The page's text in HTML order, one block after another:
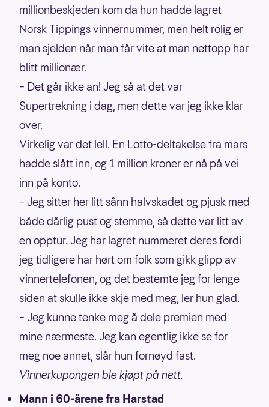
millionbeskjeden kom da hun hadde lagret
Norsk Tippings vinnernummer, men helt rolig er
man sjelden når man får vite at man nettopp har
blitt millionær.
– Det går ikke an! Jeg så at det var
Supertrekning i dag, men dette var jeg ikke klar
over.
Virkelig var det lell. En Lotto-deltakelse fra mars
hadde slått inn, og 1 million kroner er nå på vei
inn på konto.
– Jeg sitter her litt sånn halvskadet og pjusk med
både dårlig pust og stemme, så dette var litt av
en opptur. Jeg har lagret nummeret deres fordi
jeg tidligere har hørt om folk som gikk glipp av
vinnertelefonen, og det bestemte jeg for lenge
siden at skulle ikke skje med meg, ler hun glad.
– Jeg kunne tenke meg å dele premien med
mine nærmeste. Jeg kan egentlig ikke se for
meg noe annet, slår hun fornøyd fast.
Vinnerkupongen ble kjøpt på nett.
Mann i 60-årene fra Harstad